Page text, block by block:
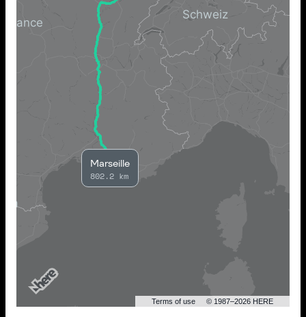
Marseille
802.2 km
Terms of use © 1987–2026 HERE